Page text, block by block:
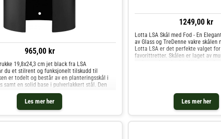
965,00 kr
Les mer her
19,8x24,3 cm jet black fra LSA
du et stilrent og funksjonelt tilskudd til
er todelt og består av en planteringsskål i
samt en solid base i pulverlakkert stål. Den
1249,00 kr
Les mer her
Lotta LSA Skål med Fod - En
av Glass og TreDenne vakre skålen
Lotta LSA er det perfekte valget
favorittretter. Skålen er laget av
salater, frukt eller andre deilige
foten sikrer at skålen står trygt på
lette vekten gjør den enkel å